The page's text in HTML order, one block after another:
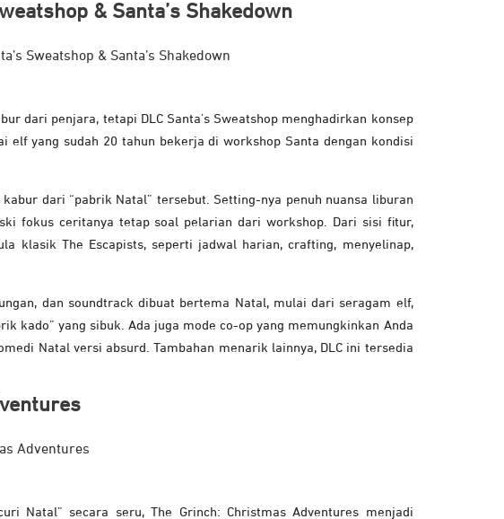
& Santa’s Shakedown
dari penjara, tetapi DLC Santa’s Sweatshop menghadirkan konsep
elf yang sudah 20 tahun bekerja di workshop Santa dengan kondisi
dari “pabrik Natal” tersebut. Setting-nya penuh nuansa liburan
fokus ceritanya tetap soal pelarian dari workshop. Dari sisi fitur,
klasik The Escapists, seperti jadwal harian, crafting, menyelinap,
dan soundtrack dibuat bertema Natal, mulai dari seragam elf,
kado” yang sibuk. Ada juga mode co-op yang memungkinkan Anda
Natal versi absurd. Tambahan menarik lainnya, DLC ini tersedia
Natal” secara seru, The Grinch: Christmas Adventures menjadi